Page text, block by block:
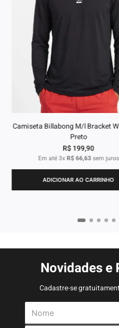
Camiseta Billabong M/l Bracket
Preto
R$199,90
Em até3x R$66,63sem juros
ADICIONAR AO CARRINHO
Novidades e
Cadastre-se